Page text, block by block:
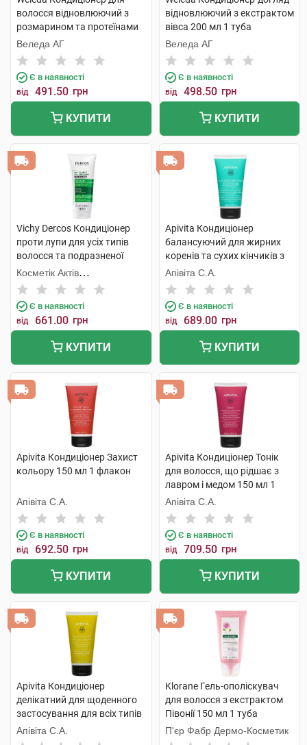
волосся відновлюючий з
розмарином та протеїнами
150 мл 1 туба
Веледа АГ
Є в наявності
від 491.50 грн
КУПИТИ
відновлюючий з екстрактом
вівса 200 мл 1 туба
Веледа АГ
Є в наявності
від 498.50 грн
КУПИТИ
Vichy Dercos Кондиціонер
проти лупи для усіх типів
волосся та подразненої
шкіри 200 мл 1 флакон
Косметік Актів
Інтернаціональ
Є в наявності
від 661.00 грн
КУПИТИ
Apivita Кондиціонер
балансуючий для жирних
коренів та сухих кінчиків з
кропивою та прополісом 150
мл 1 туба
Апівіта С.А.
Є в наявності
від 689.00 грн
КУПИТИ
Apivita Кондиціонер Захист
кольору 150 мл 1 флакон
Апівіта С.А.
Є в наявності
від 692.50 грн
КУПИТИ
Apivita Кондиціонер Тонік
для волосся, що рідшає з
лавром і медом 150 мл 1
туба
Апівіта С.А.
Є в наявності
від 709.50 грн
КУПИТИ
Apivita Кондиціонер
делікатний для щоденного
застосування для всіх типів
волосся з ромашкою та
медом 150 мл 1 туба
Апівіта С.А.
Klorane Гель-ополіскувач
для волосся з екстрактом
Півонії 150 мл 1 туба
П'єр Фабр Дермо-Косметик